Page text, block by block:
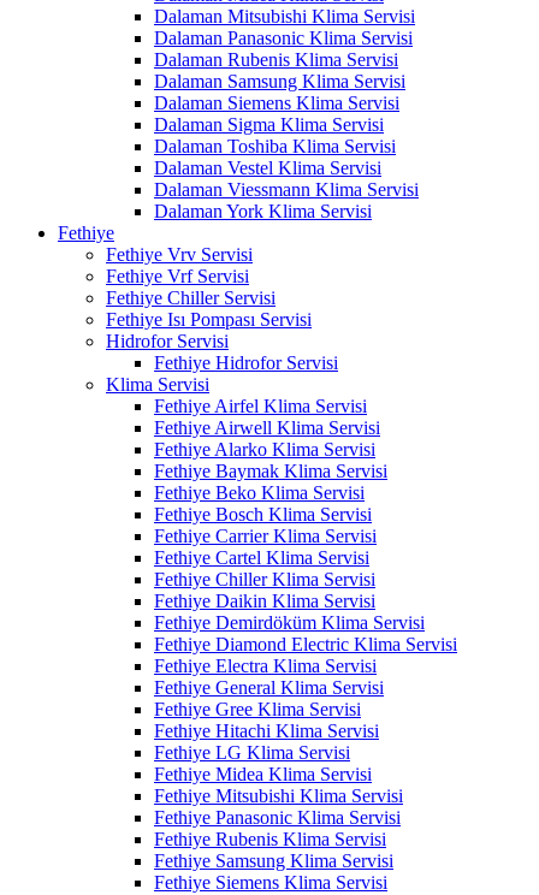
Dalaman Mitsubishi Klima Servisi
Dalaman Panasonic Klima Servisi
Dalaman Rubenis Klima Servisi
Dalaman Samsung Klima Servisi
Dalaman Siemens Klima Servisi
Dalaman Sigma Klima Servisi
Dalaman Toshiba Klima Servisi
Dalaman Vestel Klima Servisi
Dalaman Viessmann Klima Servisi
Dalaman York Klima Servisi
Fethiye
Fethiye Vrv Servisi
Fethiye Vrf Servisi
Fethiye Chiller Servisi
Fethiye Isı Pompası Servisi
Hidrofor Servisi
Fethiye Hidrofor Servisi
Klima Servisi
Fethiye Airfel Klima Servisi
Fethiye Airwell Klima Servisi
Fethiye Alarko Klima Servisi
Fethiye Baymak Klima Servisi
Fethiye Beko Klima Servisi
Fethiye Bosch Klima Servisi
Fethiye Carrier Klima Servisi
Fethiye Cartel Klima Servisi
Fethiye Chiller Klima Servisi
Fethiye Daikin Klima Servisi
Fethiye Demirdöküm Klima Servisi
Fethiye Diamond Electric Klima Servisi
Fethiye Electra Klima Servisi
Fethiye General Klima Servisi
Fethiye Gree Klima Servisi
Fethiye Hitachi Klima Servisi
Fethiye LG Klima Servisi
Fethiye Midea Klima Servisi
Fethiye Mitsubishi Klima Servisi
Fethiye Panasonic Klima Servisi
Fethiye Rubenis Klima Servisi
Fethiye Samsung Klima Servisi
Fethiye Siemens Klima Servisi